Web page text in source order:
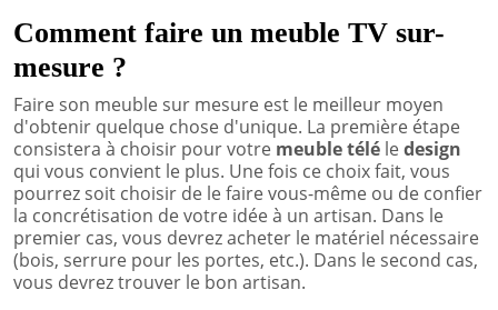
Comment faire un meuble TV sur-
mesure ?
Faire son meuble sur mesure est le meilleur moyen
d'obtenir quelque chose d'unique. La première étape
consistera à choisir pour votre meuble télé ledesign
qui vous convient le plus. Une fois ce choix fait, vous
pourrez soit choisir de le faire vous-même ou de confier
la concrétisation de votre idée à un artisan. Dans le
premier cas, vous devrez acheter le matériel nécessaire
(bois, serrure pour les portes, etc.). Dans le second cas,
vous devrez trouver le bon artisan.